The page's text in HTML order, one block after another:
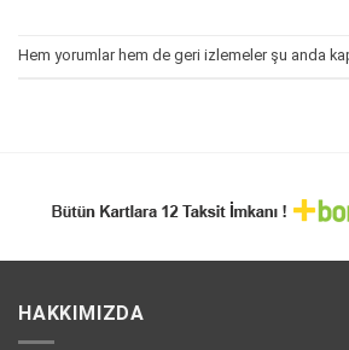
Hem yorumlar hem de geri izlemeler şu anda
HAKKIMIZDA